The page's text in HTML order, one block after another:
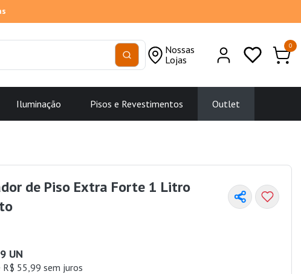
Nossas
Lojas
0
Iluminação Pisos e Revestimentos Outlet
de Piso Extra Forte 1 Litro
UN
R$ 55,99 sem juros